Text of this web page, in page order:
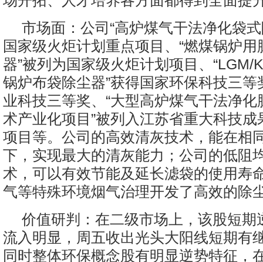
市场面：公司“高炉煤气干法净化袋
国家级火炬计划重点项目、“燃煤锅炉
器”被列为国家级火炬计划项目、“LGM/
锅炉布袋除尘器”获得国家环保科技三
业科技三等奖、“大型高炉煤气干法净
术产业化项目”被列入江苏省重大科技
项目等。公司的高效清灰技术，能在相
下，实现最大的清灰能力；公司的低阻
术，可以有效节能及延长滤袋的使用寿
气等特殊环境烟气治理开发了高效的除
价值研判：在二级市场上，该股短期
流入明显，周五收出光头大阳线短期有
同时整体环保概念股有明显逆势特征，